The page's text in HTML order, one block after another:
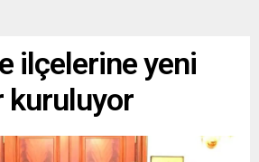
ilçelerine yeni
kuruluyor